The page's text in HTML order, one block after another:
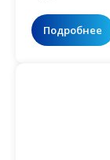
Подробнее